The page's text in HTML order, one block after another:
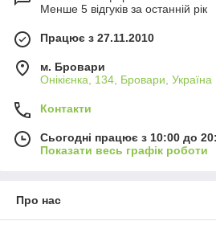
Менше 5 відгуків за останній рік
Працює з 27.11.2010
м. Бровари
Онікієнка, 134, Бровари, Україна
Контакти
Сьогодні працює з 10:00 до
Показати весь графік роботи
Про нас